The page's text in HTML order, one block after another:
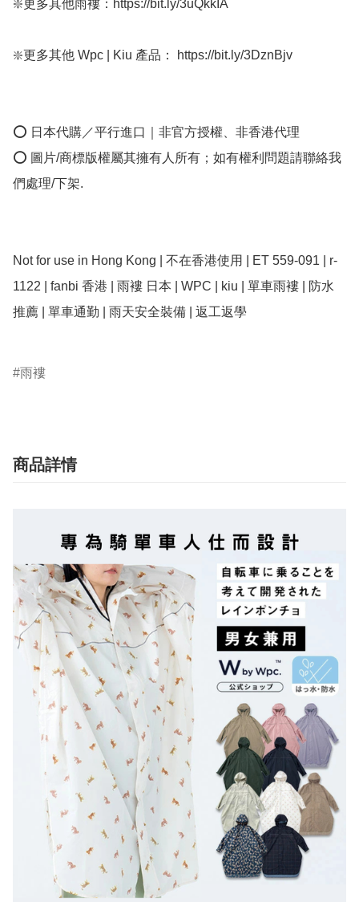
❇️更多其他雨褸：https://bit.ly/3uQkkIA
❇️更多其他 Wpc | Kiu 產品： https://bit.ly/3DznBjv
⭕ 日本代購／平行進口｜非官方授權、非香港代理
⭕ 圖片/商標版權屬其擁有人所有；如有權利問題請聯絡我
們處理/下架.
Not for use in Hong Kong | 不在香港使用 | ET 559-091 | r-
1122 | fanbi 香港 | 雨褸 日本 | WPC | kiu | 單車雨褸 | 防水
推薦 | 單車通勤 | 雨天安全裝備 | 返工返學
雨褸
商品詳情